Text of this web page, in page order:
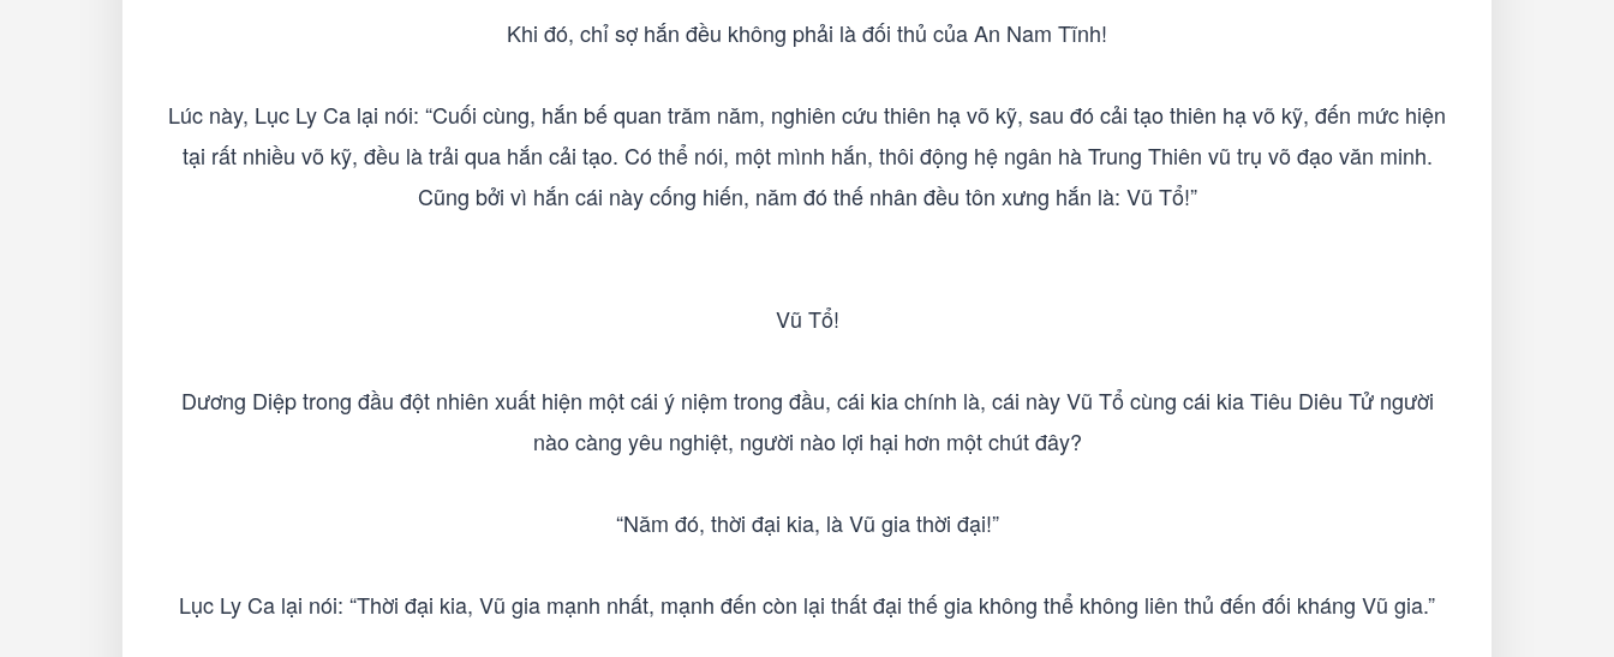
Khi đó, chỉ sợ hắn đều không phải là đối thủ của An Nam Tĩnh!
Lúc này, Lục Ly Ca lại nói: “Cuối cùng, hắn bế quan trăm năm, nghiên cứu thiên hạ võ kỹ, sau đó cải tạo thiên hạ võ kỹ, đến mức hiện
tại rất nhiều võ kỹ, đều là trải qua hắn cải tạo. Có thể nói, một mình hắn, thôi động hệ ngân hà Trung Thiên vũ trụ võ đạo văn minh.
Cũng bởi vì hắn cái này cống hiến, năm đó thế nhân đều tôn xưng hắn là: Vũ Tổ!”
Vũ Tổ!
Dương Diệp trong đầu đột nhiên xuất hiện một cái ý niệm trong đầu, cái kia chính là, cái này Vũ Tổ cùng cái kia Tiêu Diêu Tử người
nào càng yêu nghiệt, người nào lợi hại hơn một chút đây?
“Năm đó, thời đại kia, là Vũ gia thời đại!”
Lục Ly Ca lại nói: “Thời đại kia, Vũ gia mạnh nhất, mạnh đến còn lại thất đại thế gia không thể không liên thủ đến đối kháng Vũ gia.”